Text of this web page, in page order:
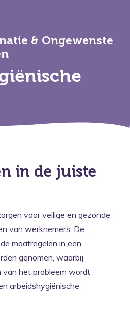
& Ongewenste
in de juiste
voor veilige en gezonde
van werknemers. De
maatregelen in een
genomen, waarbij
van het probleem wordt
arbeidshygiënische